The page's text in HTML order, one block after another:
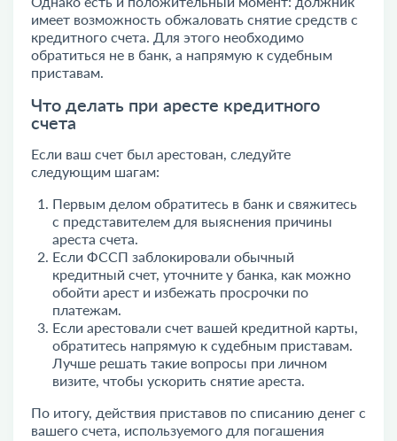
имеет возможность обжаловать снятие средств с
кредитного счета. Для этого необходимо
обратиться не в банк, а напрямую к судебным
приставам.
Что делать при аресте кредитного
счета
Если ваш счет был арестован, следуйте
следующим шагам:
Первым делом обратитесь в банк и свяжитесь
с представителем для выяснения причины
ареста счета.
Если ФССП заблокировали обычный
кредитный счет, уточните у банка, как можно
обойти арест и избежать просрочки по
платежам.
Если арестовали счет вашей кредитной карты,
обратитесь напрямую к судебным приставам.
Лучше решать такие вопросы при личном
визите, чтобы ускорить снятие ареста.
По итогу, действия приставов по списанию денег с
вашего счета, используемого для погашения